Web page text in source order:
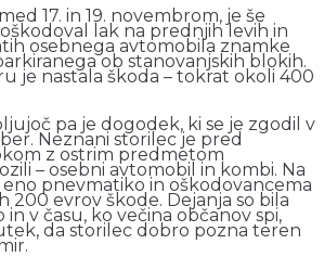
17. in 19. novembrom, je še
lak na prednjih levih in
osebnega avtomobila znamke
ob stanovanjskih blokih.
je nastala škoda – tokrat okoli 400
pa je dogodek, ki se je zgodil v
Neznani storilec je pred
z ostrim predmetom
– osebni avtomobil in kombi. Na
pnevmatiko in oškodovancema
200 evrov škode. Dejanja so bila
v času, ko večina občanov spi,
da storilec dobro pozna teren